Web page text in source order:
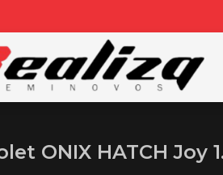
ONIX HATCH Joy